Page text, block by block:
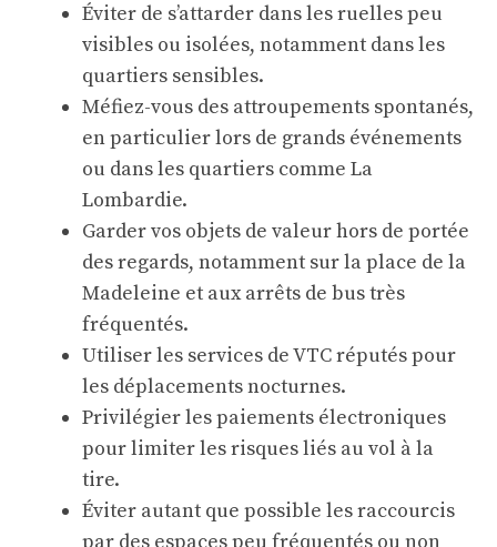
Éviter de s’attarder dans les ruelles peu
visibles ou isolées, notamment dans les
quartiers sensibles.
Méfiez-vous des attroupements spontanés,
en particulier lors de grands événements
ou dans les quartiers comme La
Lombardie.
Garder vos objets de valeur hors de portée
des regards, notamment sur la place de la
Madeleine et aux arrêts de bus très
fréquentés.
Utiliser les services de VTC réputés pour
les déplacements nocturnes.
Privilégier les paiements électroniques
pour limiter les risques liés au vol à la
tire.
Éviter autant que possible les raccourcis